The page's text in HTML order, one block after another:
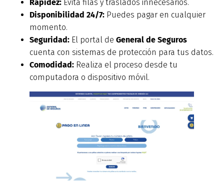
Rapidez: Evita filas y traslados innecesarios.
Disponibilidad 24/7: Puedes pagar en cualquier
momento.
Seguridad: El portal de General de Seguros
cuenta con sistemas de protección para tus datos.
Comodidad: Realiza el proceso desde tu
computadora o dispositivo móvil.